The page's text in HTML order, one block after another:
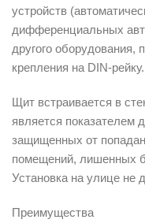
устройств
дифференциальных
другого оборудования,
крепления на DIN-рейку.
Щит встраивается в
является показателем
защищенных от
помещений, лишенных
Установка на улице не
Преимущества